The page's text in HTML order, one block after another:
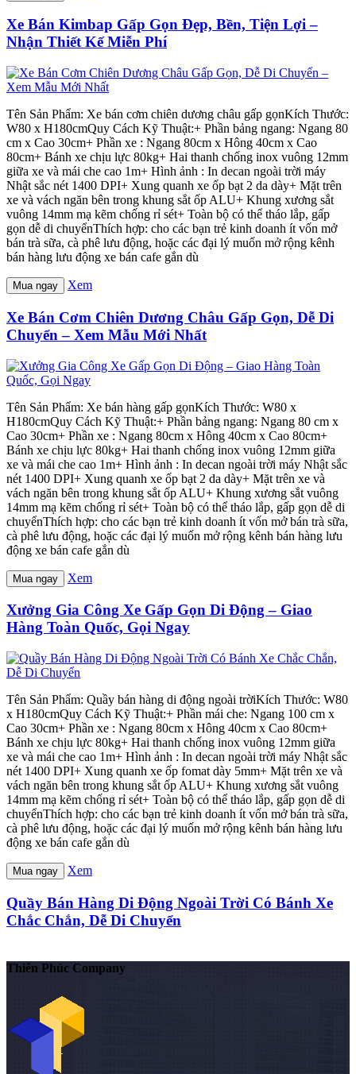
Xe Bán Kimbap Gấp Gọn Đẹp, Bền, Tiện Lợi –
Nhận Thiết Kế Miễn Phí
Tên Sản Phẩm: Xe bán cơm chiên dương châu gấp gọnKích Thước:
W80 x H180cmQuy Cách Kỹ Thuật:+ Phần bảng ngang: Ngang 80
cm x Cao 30cm+ Phần xe : Ngang 80cm x Hông 40cm x Cao
80cm+ Bánh xe chịu lực 80kg+ Hai thanh chống inox vuông 12mm
giữa xe và mái che cao 1m+ Hình ảnh : In decan ngoài trời máy
Nhật sắc nét 1400 DPI+ Xung quanh xe ốp bạt 2 da dày+ Mặt trên
xe và vách ngăn bên trong khung sắt ốp ALU+ Khung xương sắt
vuông 14mm mạ kẽm chống rỉ sét+ Toàn bộ có thể tháo lắp, gấp
gọn dễ di chuyểnThích hợp: cho các bạn trẻ kinh doanh ít vốn mở
bán trà sữa, cà phê lưu động, hoặc các đại lý muốn mở rộng kênh
bán hàng lưu động xe bán cafe gắn dù
Mua ngay Xem
Xe Bán Cơm Chiên Dương Châu Gấp Gọn, Dễ Di
Chuyển – Xem Mẫu Mới Nhất
Tên Sản Phẩm: Xe bán hàng gấp gọnKích Thước: W80 x
H180cmQuy Cách Kỹ Thuật:+ Phần bảng ngang: Ngang 80 cm x
Cao 30cm+ Phần xe : Ngang 80cm x Hông 40cm x Cao 80cm+
Bánh xe chịu lực 80kg+ Hai thanh chống inox vuông 12mm giữa
xe và mái che cao 1m+ Hình ảnh : In decan ngoài trời máy Nhật sắc
nét 1400 DPI+ Xung quanh xe ốp bạt 2 da dày+ Mặt trên xe và
vách ngăn bên trong khung sắt ốp ALU+ Khung xương sắt vuông
14mm mạ kẽm chống rỉ sét+ Toàn bộ có thể tháo lắp, gấp gọn dễ di
chuyểnThích hợp: cho các bạn trẻ kinh doanh ít vốn mở bán trà sữa,
cà phê lưu động, hoặc các đại lý muốn mở rộng kênh bán hàng lưu
động xe bán cafe gắn dù
Mua ngay Xem
Xưởng Gia Công Xe Gấp Gọn Di Động – Giao
Hàng Toàn Quốc, Gọi Ngay
Tên Sản Phẩm: Quầy bán hàng di động ngoài trờiKích Thước: W80
x H180cmQuy Cách Kỹ Thuật:+ Phần mái che: Ngang 100 cm x
Cao 30cm+ Phần xe : Ngang 80cm x Hông 40cm x Cao 80cm+
Bánh xe chịu lực 80kg+ Hai thanh chống inox vuông 12mm giữa
xe và mái che cao 1m+ Hình ảnh : In decan ngoài trời máy Nhật sắc
nét 1400 DPI+ Xung quanh xe ốp fomat dày 5mm+ Mặt trên xe và
vách ngăn bên trong khung sắt ốp ALU+ Khung xương sắt vuông
14mm mạ kẽm chống rỉ sét+ Toàn bộ có thể tháo lắp, gấp gọn dễ di
chuyểnThích hợp: cho các bạn trẻ kinh doanh ít vốn mở bán trà sữa,
cà phê lưu động, hoặc các đại lý muốn mở rộng kênh bán hàng lưu
động xe bán cafe gắn dù
Mua ngay Xem
Quầy Bán Hàng Di Động Ngoài Trời Có Bánh Xe
Chắc Chắn, Dễ Di Chuyển
Thiên Phúc Company